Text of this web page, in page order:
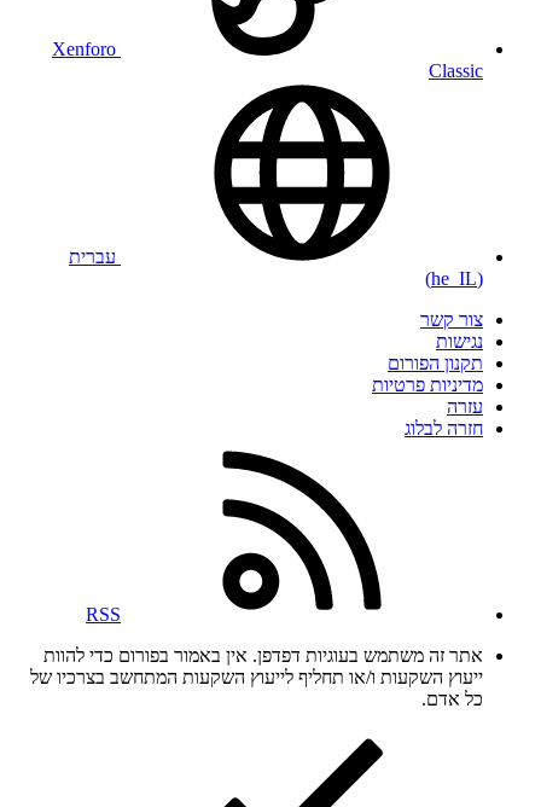
Xenforo
Classic
עברית
(he_IL)
צור קשר
נגישות
תקנון הפורום
מדיניות פרטיות
עזרה
חזרה לבלוג
RSS
אתר זה משתמש בעוגיות דפדפן. אין באמור בפורום כדי להוות
ייעוץ השקעות ו/או תחליף לייעוץ השקעות המתחשב בצרכיו של
כל אדם.